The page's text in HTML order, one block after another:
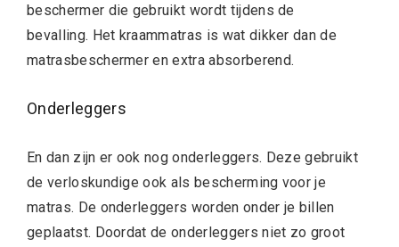
beschermer die gebruikt wordt tijdens de
bevalling. Het kraammatras is wat dikker dan de
matrasbeschermer en extra absorberend.
Onderleggers
En dan zijn er ook nog onderleggers. Deze gebruikt
de verloskundige ook als bescherming voor je
matras. De onderleggers worden onder je billen
geplaatst. Doordat de onderleggers niet zo groot